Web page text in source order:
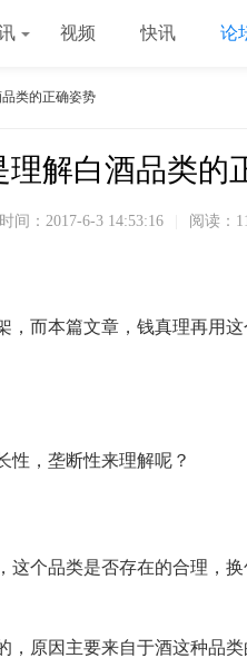
视频 快讯 论
类的正确姿势
理解白酒品类的
时间： 2017-6-3 14:53:16 阅读：
而本篇文章，钱真理再用这
性，垄断性来理解呢？
这个品类是否存在的合理，
，原因主要来自于酒这种品